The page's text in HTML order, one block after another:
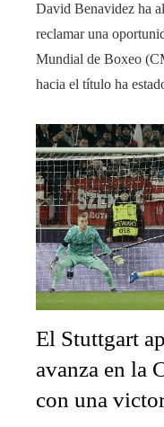
David Benavidez ha
reclamar una
Mundial de Boxeo
hacia el título ha
El Stuttgart
avanza en la
con una